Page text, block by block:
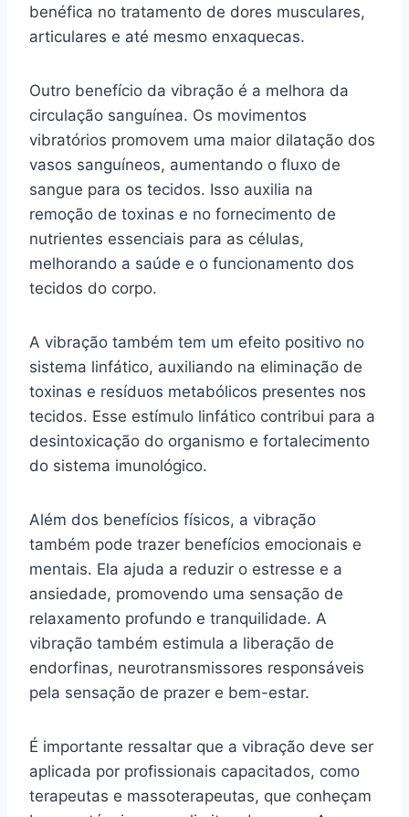
benéfica no tratamento de dores musculares,
articulares e até mesmo enxaquecas.
Outro benefício da vibração é a melhora da
circulação sanguínea. Os movimentos
vibratórios promovem uma maior dilatação dos
vasos sanguíneos, aumentando o fluxo de
sangue para os tecidos. Isso auxilia na
remoção de toxinas e no fornecimento de
nutrientes essenciais para as células,
melhorando a saúde e o funcionamento dos
tecidos do corpo.
A vibração também tem um efeito positivo no
sistema linfático, auxiliando na eliminação de
toxinas e resíduos metabólicos presentes nos
tecidos. Esse estímulo linfático contribui para a
desintoxicação do organismo e fortalecimento
do sistema imunológico.
Além dos benefícios físicos, a vibração
também pode trazer benefícios emocionais e
mentais. Ela ajuda a reduzir o estresse e a
ansiedade, promovendo uma sensação de
relaxamento profundo e tranquilidade. A
vibração também estimula a liberação de
endorfinas, neurotransmissores responsáveis
pela sensação de prazer e bem-estar.
É importante ressaltar que a vibração deve ser
aplicada por profissionais capacitados, como
terapeutas e massoterapeutas, que conheçam